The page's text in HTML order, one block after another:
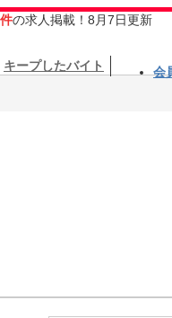
の求人掲載！8月7日更新
キープしたバイト 会